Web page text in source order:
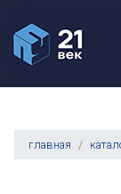
главная